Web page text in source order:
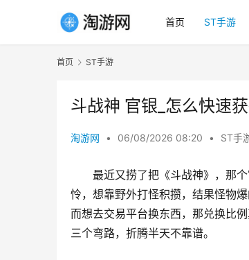
首页 ST手游
首页 ST手游
斗战神 官银_怎么快速
淘游网 • 06/08/2026 08:20 • ST手
最近又捞了把《斗战神》，那
怜，想靠野外打怪积攒，结果怪物
而想去交易平台换东西，那兑换比
三个弯路，折腾半天不靠谱。